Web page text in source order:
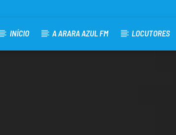
INÍCIO A ARARA AZUL FM LOCUTORES